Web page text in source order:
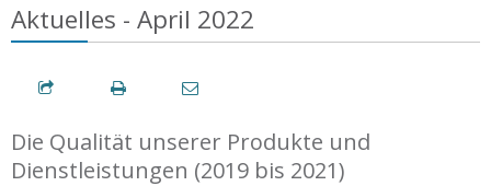
Aktuelles - April 2022
Die Qualität unserer Produkte und
Dienstleistungen (2019 bis 2021)